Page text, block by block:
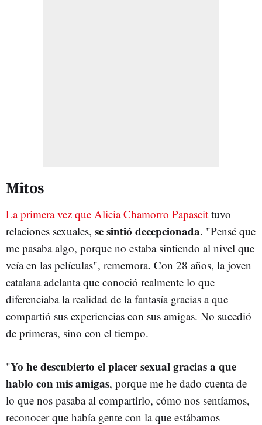
Mitos
La primera vez que Alicia Chamorro Papaseit tuvo
relaciones sexuales, se sintió decepcionada. "Pensé que
me pasaba algo, porque no estaba sintiendo al nivel que
veía en las películas", rememora. Con 28 años, la joven
catalana adelanta que conoció realmente lo que
diferenciaba la realidad de la fantasía gracias a que
compartió sus experiencias con sus amigas. No sucedió
de primeras, sino con el tiempo.
"Yo he descubierto el placer sexual gracias a que
hablo con mis amigas, porque me he dado cuenta de
lo que nos pasaba al compartirlo, cómo nos sentíamos,
reconocer que había gente con la que estábamos